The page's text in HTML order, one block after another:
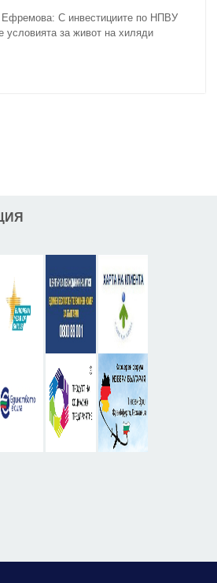
Ефремова: С инвестициите по НПВУ
условията за живот на хиляди